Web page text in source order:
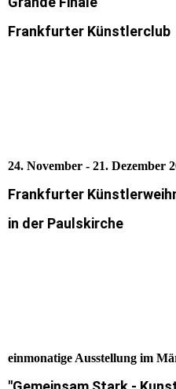
Frankfurter Künstlerclub
24. November - 21. Dezember
Frankfurter
in der Paulskirche
einmonatige Ausstellung im